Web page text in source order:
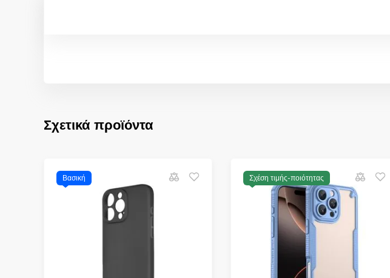
Σχετικά προϊόντα
Βασική Σχέση τιμής-ποιότητας